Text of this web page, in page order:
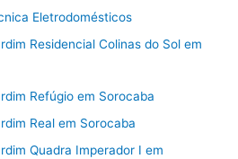
Eletrodomésticos
Residencial Colinas do Sol em
Refúgio em Sorocaba
Real em Sorocaba
Quadra Imperador I em